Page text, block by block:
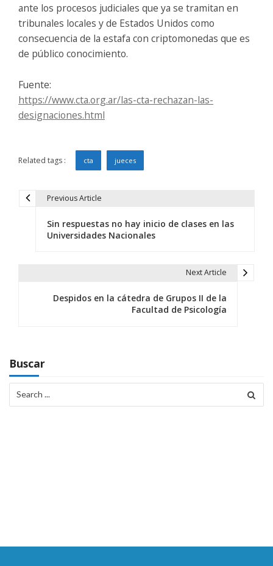
ante los procesos judiciales que ya se tramitan en
tribunales locales y de Estados Unidos como
consecuencia de la estafa con criptomonedas que es
de público conocimiento.
Fuente:
https://www.cta.org.ar/las-cta-rechazan-las-
designaciones.html
Related tags : cta jueces
i
ó
n
Previous Article
Sin respuestas no hay inicio de clases en las
Universidades Nacionales
Next Article
Despidos en la cátedra de Grupos II de la
Facultad de Psicología
Buscar
for: